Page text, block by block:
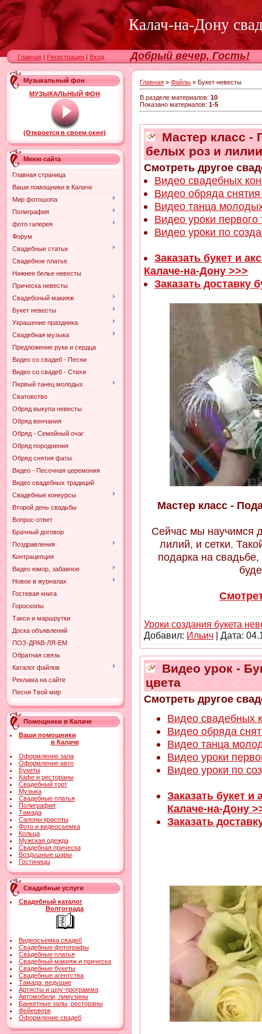
Калач-на-Дону
Главная | Регистрация | Вход Добрый вечер, Гость!
Музыкальный фон
МУЗЫКАЛЬНЫЙ ФОН
(Откроется в своем окне)
Меню сайта
Главная страница
Ваши помощники в Калаче
Мир фотошопа
Полиграфия
фото галерея
Форум
Свадебные статьи
Свадебное платье
Нижнее белье невесты
Прическа невесты
Свадебоный макияж
Букет невесты
Украшение праздника
Свадебная музыка
Предложение руки и сердца
Видео со свадеб - Песни
Видео со свадеб - Стихи
Первый танец молодых
Сватовство
Обряд выкупа невесты
Обряд венчания
Обряд - Семейный очаг
Обряд породнения
Обряд снятия фаты
Видео - Песочная церемония
Видео свадебных традиций
Свадебные конкурсы
Второй день свадьбы
Вопрос-ответ
Брачный договор
Поздравления
Контрацепция
Видео юмор, забавное
Новое в журналах
Гостевая книга
Гороскопы
Такси и маршрутки
Доска объявлений
ПОЗ-ДРАВ-ЛЯ-ЕМ
Обратная связь
Каталог файлов
Реклама на сайте
Песня Твой мир
Помощники в Калаче
Ваши помощники
в Калаче
Оформление зала
Оформление авто
Букеты
Кафе и рестораны
Свадебный торт
Музыка
Свадебные платья
Полиграфия
Тамада
Салоны красоты
Фото и видеосъемка
Кольца
Мужская одежда
Свадебная прическа
Воздушные шары
Гостиницы
Свадебные услуги
Свадебный каталог
Волгограда
Видеосъемка свадеб
Свадебные фотографы
Свадебные платья
Свадебный макияж и прическа
Свадебные букеты
Свадебные агентства
Тамада, ведущие
Артисты и шоу-программа
Автомобили, лимузины
Банкетные залы, рестораны
Фейерверк
Оформление свадеб
Главная » Файлы » Букет невесты
В разделе материалов: 10
Показано материалов: 1-5
Мастер класс -
белых роз и лилии
Смотреть другое
Видео свадебных
Видео обряда
Видео танца
Видео уроки
Видео уроки по
Заказать букет и
Калаче-на-Дону >>>
Заказать доставку
Мастер класс -
Сейчас мы научимся
лилий, и сетки.
подарка на
Уроки создания букета
Добавил: Ильич | Дата:
Видео урок -
цвета
Смотреть другое
Видео свадебных
Видео обряда
Видео танца
Видео уроки
Видео уроки по
Заказать букет
Калаче-на-Дону
Заказать